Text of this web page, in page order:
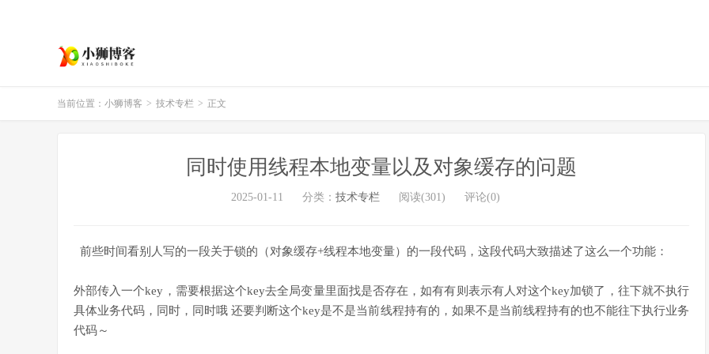
当前位置： 小狮博客 > 技术专栏 > 正文
同时使用线程本地变量以及对象缓存的问题
2025-01-11 分类： 技术专栏 阅读(301) 评论(0)
前些时间看别人写的一段关于锁的（对象缓存+线程本地变量）的一段代码，这段代码大致描述了这么一个功能：
外部传入一个key，需要根据这个key去全局变量里面找是否存在，如有有则表示有人对这个key加锁了，往下就不执行
具体业务代码，同时，同时哦 还要判断这个key是不是当前线程持有的，如果不是当前线程持有的也不能往下执行业务
代码～